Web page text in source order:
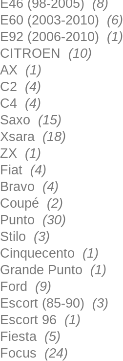
E46 (98-2005) (8)
E60 (2003-2010) (6)
E92 (2006-2010) (1)
CITROEN (10)
AX (1)
C2 (4)
C4 (4)
Saxo (15)
Xsara (18)
ZX (1)
Fiat (4)
Bravo (4)
Coupé (2)
Punto (30)
Stilo (3)
Cinquecento (1)
Grande Punto (1)
Ford (9)
Escort (85-90) (3)
Escort 96 (1)
Fiesta (5)
Focus (24)